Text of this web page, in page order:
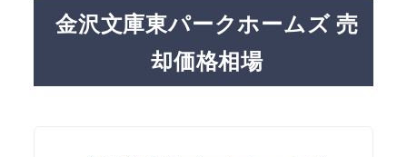
金沢文庫東パークホームズ 売
却価格相場